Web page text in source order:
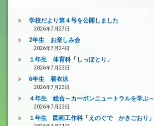
学校だより第４号を公開しました
2026年7月27日
2年生 お楽しみ会
2026年7月24日
１年生 体育科「しっぽとり」
2026年7月23日
6年生 着衣泳
2026年7月23日
４年生 総合～カーボンニュートラルを学ぶ～
2026年7月23日
１年生 図画工作科「えのぐで かきごおり」